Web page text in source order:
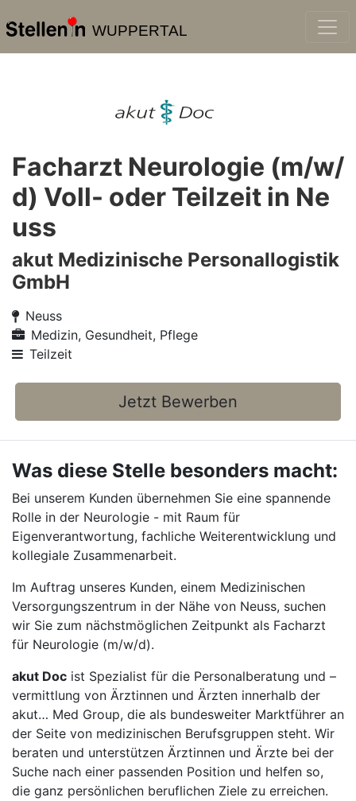
WUPPERTAL
Facharzt Neurologie (m/w/
d) Voll- oder Teilzeit in Ne
uss
akut Medizinische Personallogistik
GmbH
Neuss
Medizin, Gesundheit, Pflege
Teilzeit
Jetzt Bewerben
Was diese Stelle besonders macht:
Bei unserem Kunden übernehmen Sie eine spannende
Rolle in der Neurologie - mit Raum für
Eigenverantwortung, fachliche Weiterentwicklung und
kollegiale Zusammenarbeit.
Im Auftrag unseres Kunden, einem Medizinischen
Versorgungszentrum in der Nähe von Neuss, suchen
wir Sie zum nächstmöglichen Zeitpunkt als Facharzt
für Neurologie (m/w/d).
akut Doc ist Spezialist für die Personalberatung und –
vermittlung von Ärztinnen und Ärzten innerhalb der
akut… Med Group, die als bundesweiter Marktführer an
der Seite von medizinischen Berufsgruppen steht. Wir
beraten und unterstützen Ärztinnen und Ärzte bei der
Suche nach einer passenden Position und helfen so,
die ganz persönlichen beruflichen Ziele zu erreichen.